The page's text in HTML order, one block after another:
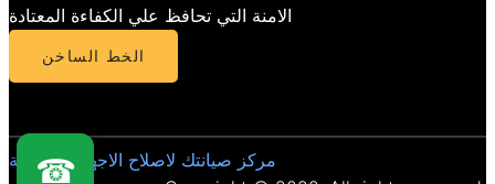
الامنة التي تحافظ علي الكفاءة المعتادة
الخط الساخن
مركز صيانتك لاصلاح الاجهزة المنزلية
☎